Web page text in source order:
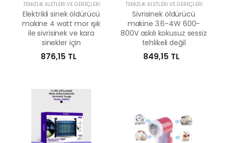
TEMIZLIK ALETLERI VE GEREÇLERI
Elektrikli sinek öldürücü
makine 4 watt mor ışık
ile sivrisinek ve kara
sinekler için
876,15 TL
TEMIZLIK ALETLERI VE GEREÇLERI
Sivrisinek öldürücü
makine 3.6-4W 600-
800V askılı kokusuz sessiz
tehlikeli değil
849,15 TL